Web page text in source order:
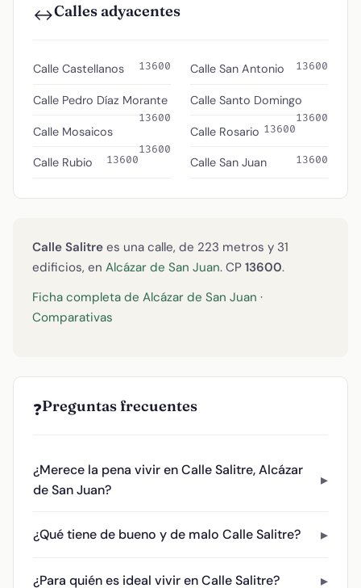
↔️Calles adyacentes
Calle Castellanos 13600
Calle Pedro Díaz Morante
13600
Calle Mosaicos
13600
Calle Rubio 13600
Calle San Antonio 13600
Calle Santo Domingo
13600
Calle Rosario 13600
Calle San Juan 13600
Calle Salitre es una calle, de 223 metros y 31
edificios, en Alcázar de San Juan. CP 13600.
Ficha completa de Alcázar de San Juan ·
Comparativas
❓Preguntas frecuentes
¿Merece la pena vivir en Calle Salitre, Alcázar
de San Juan?
¿Qué tiene de bueno y de malo Calle Salitre?
¿Para quién es ideal vivir en Calle Salitre?